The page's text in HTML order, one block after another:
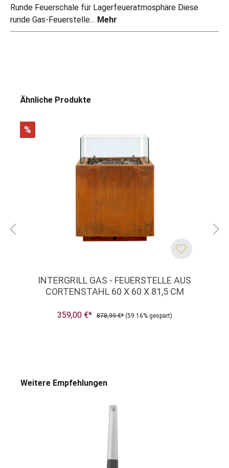
Runde Feuerschale für Lagerfeueratmosphäre Diese
runde Gas-Feuerstelle… Mehr
Ähnliche Produkte
%
INTERGRILL GAS - FEUERSTELLE AUS
CORTENSTAHL 60 X 60 X 81,5 CM
359,00 €* 878,99 €* (59.16% gespart)
Weitere Empfehlungen